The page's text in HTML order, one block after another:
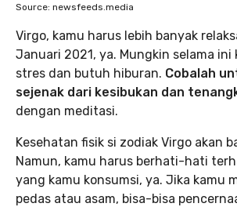
Source: newsfeeds.media
Virgo, kamu harus lebih banyak
Januari 2021, ya. Mungkin selama ini
stres dan butuh hiburan. Cobalah
sejenak dari kesibukan dan
dengan meditasi.
Kesehatan fisik si zodiak Virgo akan
Namun, kamu harus berhati-hati
yang kamu konsumsi, ya. Jika kamu
pedas atau asam, bisa-bisa